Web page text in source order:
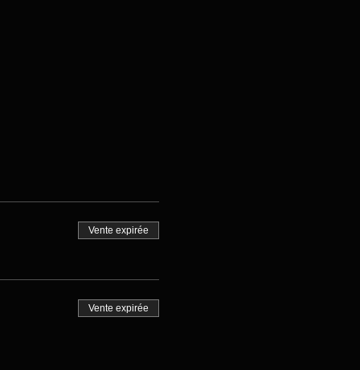
Vente expirée
Vente expirée